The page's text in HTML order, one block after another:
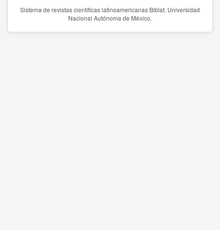
Sistema de revistas científicas latinoamericanas Biblat. Universidad
Nacional Autónoma de México.